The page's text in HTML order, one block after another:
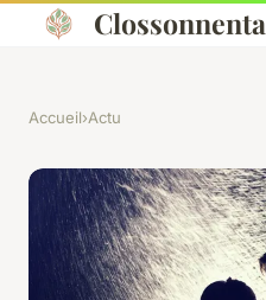
Clossonnenta
Accueil›Actu